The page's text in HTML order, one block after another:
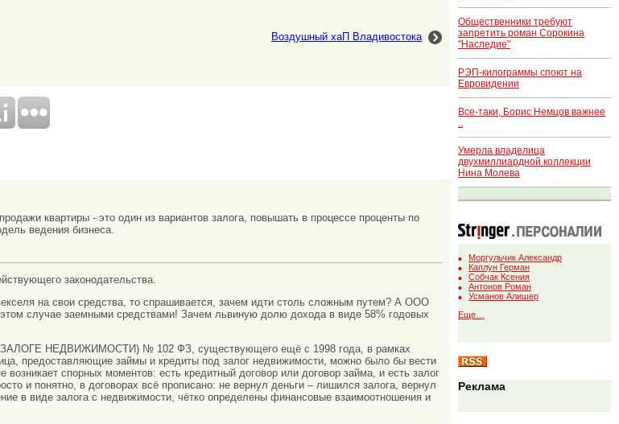
Воздушный хаП Владивостока
квартиры - это один из вариантов залога, повышать в процессе проценты по
ведения бизнеса.
законодательства.
на свои средства, то спрашивается, зачем идти столь сложным путем? А ООО
случае заемными средствами! Зачем львиную долю дохода в виде 58% годовых
НЕДВИЖИМОСТИ) № 102 ФЗ, существующего ещё с 1998 года, в рамках
предоставляющие займы и кредиты под залог недвижимости, можно было бы вести
возникает спорных моментов: есть кредитный договор или договор займа, и есть залог
и понятно, в договорах всё прописано: не вернул деньги – лишился залога, вернул
в виде залога с недвижимости, чётко определены финансовые взаимоотношения и
Общественники требуют
запретить роман Сорокина
"Наследие"
РЭП-килограммы споют на
Евровидении
Все-таки, Борис Немцов важнее
Умерла владелица
двухмиллиардной коллекции
Нина Молева
Моргульчик Александр
Каплун Герман
Собчак Ксения
Антонов Роман
Усманов Алишер
Еще…
Реклама